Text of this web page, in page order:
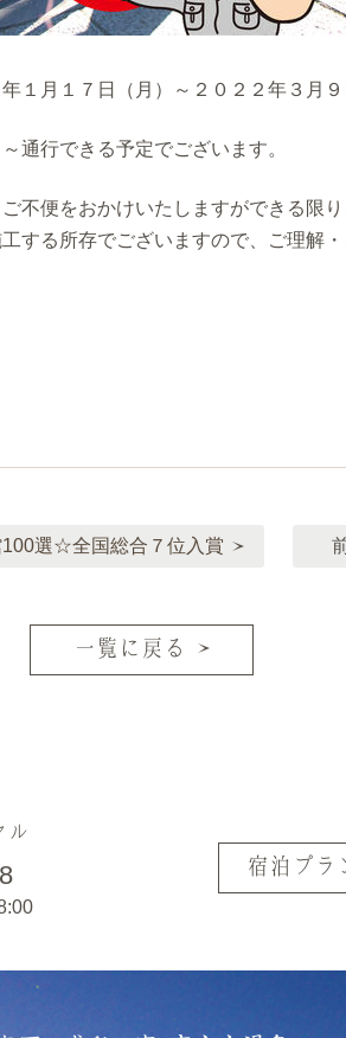
１月１７日（月）～２０２２年３月９
通行できる予定でございます。
不便をおかけいたしますができる限
する所存でございますので、ご理解
選☆全国総合７位入賞
一覧に戻る
ル
宿泊プラ